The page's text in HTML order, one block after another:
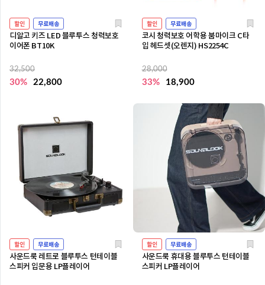
할인 무료배송
디알고 키즈 LED 블루투스 청력보호
이어폰 BT10K
32,500
30% 22,800
할인 무료배송
코시 청력보호 어학용 붐마이크 C타
입 헤드셋(오렌지) HS2254C
28,000
33% 18,900
할인 무료배송
사운드룩 레트로 블루투스 턴테이블
스피커 입문용 LP플레이어
할인 무료배송
사운드룩 휴대용 블루투스 턴테이블
스피커 LP플레이어